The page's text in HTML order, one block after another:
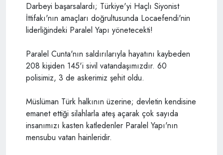
Darbeyi başarsalardı; Türkiye'yi Haçlı Siyonist
İttifakı'nın amaçları doğrultusunda Locaefendi'nin
liderliğindeki Paralel Yapı yönetecekti!
Paralel Cunta'nın saldırılarıyla hayatını kaybeden
208 kişiden 145'i sivil vatandaşımızdır. 60
polisimiz, 3 de askerimiz şehit oldu.
Müslüman Türk halkının üzerine; devletin kendisine
emanet ettiği silahlarla ateş açarak çok sayıda
insanımızı kasten katledenler Paralel Yapı'nın
mensubu vatan hainleridir.